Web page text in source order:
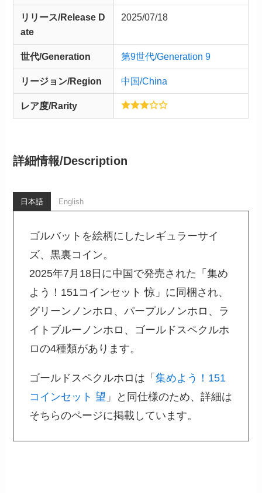
リリース/Release D
ate
2025/07/18
世代/Generation 第9世代/Generation 9
リージョン/Region 中国/China
レア度/Rarity
詳細情報/Description
日本語 English
ゴルバットを絵柄にしたレギュラーサイ
ズ、黒裏コイン。
2025年7月18日に中国で発売された「集め
よう！151コインセット 惊」に同梱され、
グリーンノンホロ、パープルノンホロ、ラ
イトブルーノンホロ、ゴールドスペクルホ
ロの4種類があります。
ゴールドスペクルホロは「集めよう！151
コインセット 望 」と同仕様のため、詳細は
そちらのページに掲載しています。